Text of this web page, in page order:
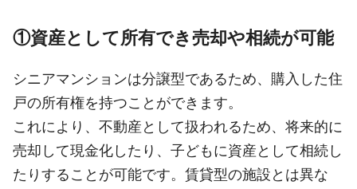
①資産として所有でき売却や相続が可能
シニアマンションは分譲型であるため、購入した住
戸の所有権を持つことができます。
これにより、不動産として扱われるため、将来的に
売却して現金化したり、子どもに資産として相続し
たりすることが可能です。賃貸型の施設とは異な